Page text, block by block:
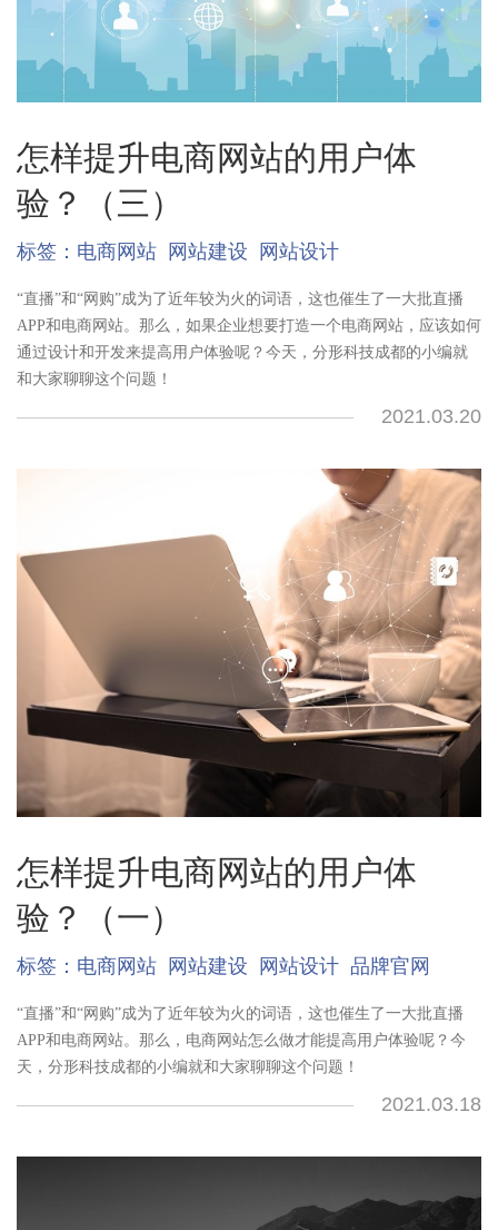
怎样提升电商网站的用户体
验？（三）
标签： 电商网站 网站建设 网站设计
“直播”和“网购”成为了近年较为火的词语，这也催生了一大批直播
APP和电商网站。那么，如果企业想要打造一个电商网站，应该如何
通过设计和开发来提高用户体验呢？今天，分形科技成都的小编就
和大家聊聊这个问题！
2021.03.20
怎样提升电商网站的用户体
验？（一）
标签： 电商网站 网站建设 网站设计 品牌官网
“直播”和“网购”成为了近年较为火的词语，这也催生了一大批直播
APP和电商网站。那么，电商网站怎么做才能提高用户体验呢？今
天，分形科技成都的小编就和大家聊聊这个问题！
2021.03.18